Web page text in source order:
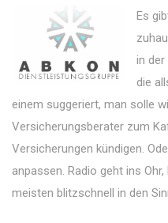
Es
in
die
einem suggeriert, man solle
Versicherungsberater zum
Versicherungen kündigen.
anpassen. Radio geht ins
meisten blitzschnell in den